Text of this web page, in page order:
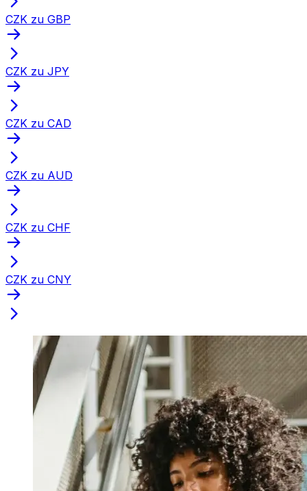
CZK zu GBP
CZK zu JPY
CZK zu CAD
CZK zu AUD
CZK zu CHF
CZK zu CNY